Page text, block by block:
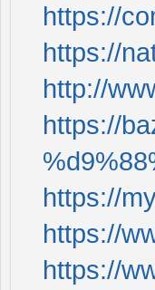
https://
https://
http://
https://
https://
https://
https://